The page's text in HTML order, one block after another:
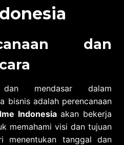
dan
mendasar dalam
bisnis adalah perencanaan
Indonesiaakan bekerja
memahami visi dan tujuan
menentukan tanggal dan